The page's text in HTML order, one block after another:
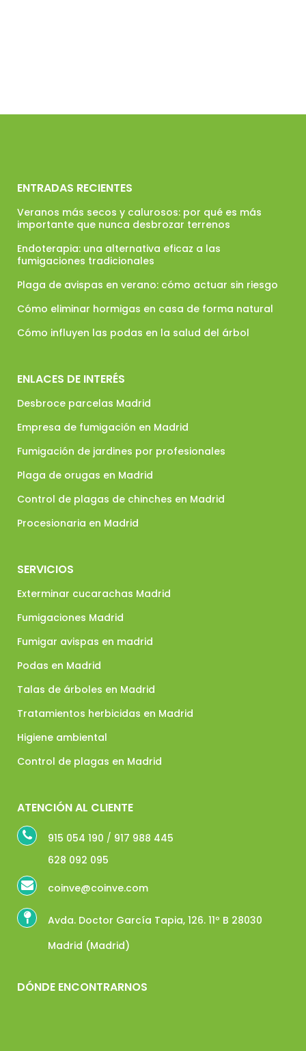
ENTRADAS RECIENTES
Veranos más secos y calurosos: por qué es más
importante que nunca desbrozar terrenos
Endoterapia: una alternativa eficaz a las
fumigaciones tradicionales
Plaga de avispas en verano: cómo actuar sin riesgo
Cómo eliminar hormigas en casa de forma natural
Cómo influyen las podas en la salud del árbol
ENLACES DE INTERÉS
Desbroce parcelas Madrid
Empresa de fumigación en Madrid
Fumigación de jardines por profesionales
Plaga de orugas en Madrid
Control de plagas de chinches en Madrid
Procesionaria en Madrid
SERVICIOS
Exterminar cucarachas Madrid
Fumigaciones Madrid
Fumigar avispas en madrid
Podas en Madrid
Talas de árboles en Madrid
Tratamientos herbicidas en Madrid
Higiene ambiental
Control de plagas en Madrid
ATENCIÓN AL CLIENTE
915 054 190 / 917 988 445
628 092 095
coinve@coinve.com
Avda. Doctor García Tapia, 126. 11º B 28030
Madrid (Madrid)
DÓNDE ENCONTRARNOS